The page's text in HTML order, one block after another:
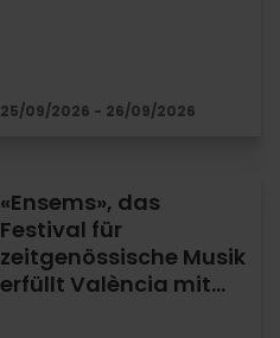
25/09/2026 - 26/09/2026
«Ensems», das
Festival für
zeitgenössische Musik
erfüllt València mit…